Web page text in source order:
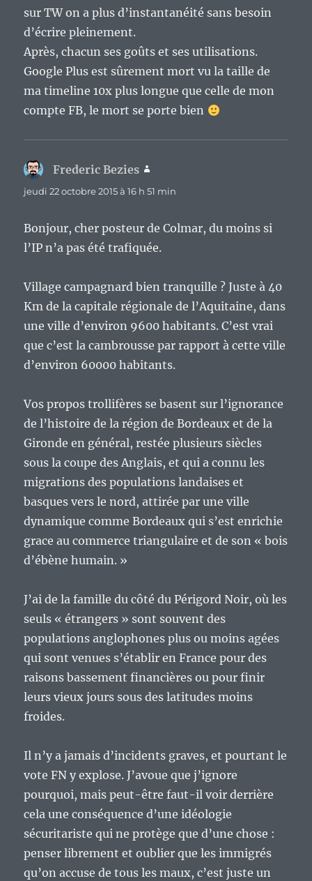
sur TW on a plus d’instantanéité sans besoin
d’écrire pleinement.
Après, chacun ses goûts et ses utilisations.
Google Plus est sûrement mort vu la taille de
ma timeline 10x plus longue que celle de mon
compte FB, le mort se porte bien
Frederic Bezies
jeudi 22 octobre 2015 à 16 h 51 min
Bonjour, cher posteur de Colmar, du moins si
l’IP n’a pas été trafiquée.
Village campagnard bien tranquille ? Juste à 40
Km de la capitale régionale de l’Aquitaine, dans
une ville d’environ 9600 habitants. C’est vrai
que c’est la cambrousse par rapport à cette ville
d’environ 60000 habitants.
Vos propos trollifères se basent sur l’ignorance
de l’histoire de la région de Bordeaux et de la
Gironde en général, restée plusieurs siècles
sous la coupe des Anglais, et qui a connu les
migrations des populations landaises et
basques vers le nord, attirée par une ville
dynamique comme Bordeaux qui s’est enrichie
grace au commerce triangulaire et de son « bois
d’ébène humain. »
J’ai de la famille du côté du Périgord Noir, où les
seuls « étrangers » sont souvent des
populations anglophones plus ou moins agées
qui sont venues s’établir en France pour des
raisons bassement financières ou pour finir
leurs vieux jours sous des latitudes moins
froides.
Il n’y a jamais d’incidents graves, et pourtant le
vote FN y explose. J’avoue que j’ignore
pourquoi, mais peut-être faut-il voir derrière
cela une conséquence d’une idéologie
sécuritariste qui ne protège que d’une chose :
penser librement et oublier que les immigrés
qu’on accuse de tous les maux, c’est juste un